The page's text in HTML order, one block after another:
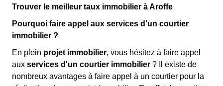
Trouver le meilleur taux immobilier à Aroffe
Pourquoi faire appel aux services d'un courtier
immobilier ?
En plein projet immobilier, vous hésitez à faire appel
aux services d'un courtier immobilier ? Il existe de
nombreux avantages à faire appel à un courtier pour la